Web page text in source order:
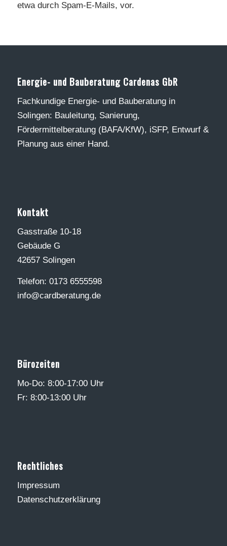
etwa durch Spam-E-Mails, vor.
Energie- und Bauberatung Cardenas GbR
Fachkundige Energie- und Bauberatung in
Solingen: Bauleitung, Sanierung,
Fördermittelberatung (BAFA/KfW), iSFP, Entwurf &
Planung aus einer Hand.
Kontakt
Gasstraße 10-18
Gebäude G
42657 Solingen
Telefon: 0173 6555598
info@cardberatung.de
Bürozeiten
Mo-Do: 8:00-17:00 Uhr
Fr: 8:00-13:00 Uhr
Rechtliches
Impressum
Datenschutzerklärung